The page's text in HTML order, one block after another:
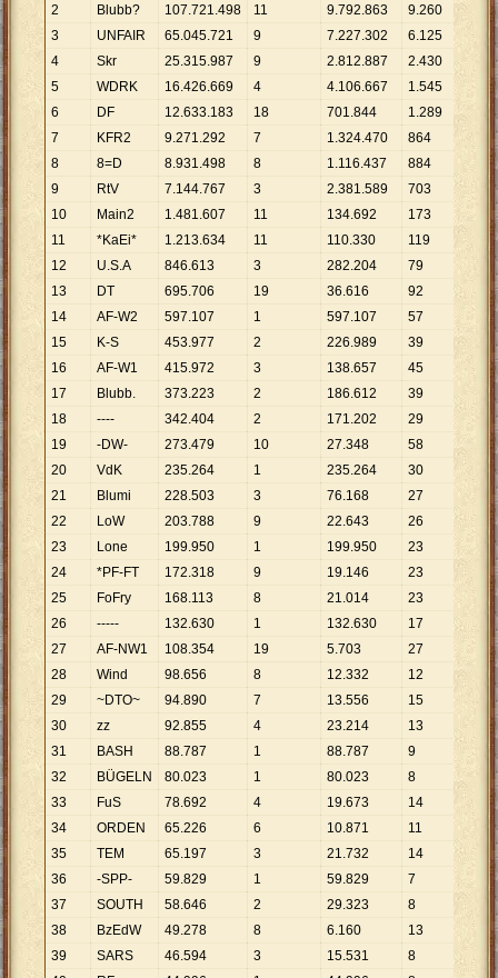
2
Blubb? 107.721.498 11 9.792.863 9.260
3
UNFAIR 65.045.721 9 7.227.302 6.125 10
4
Skr 25.315.987 9 2.812.887 2.430
5
WDRK 16.426.669 4 4.106.667 1.545 10
6
DF 12.633.183 18 701.844 1.289
7
KFR2 9.271.292 7 1.324.470 864 10
8
8=D 8.931.498 8 1.116.437 884
9
RtV 7.144.767 3 2.381.589 703 10
10
Main2 1.481.607 11 134.692 173 .
564
11
*KaEi* 1.213.634 11 110.330 119
12
U.S.A 846.613 3 282.204 79 10
13
DT 695.706 19 36.616 92
562
14
AF-W2 597.107 1 597.107 57
15
K-S 453.977 2 226.989 39
16
AF-W1 415.972 3 138.657 45 . 244
17
Blubb. 373.223 2 186.612 39
18
---- 342.404 2 171.202 29
19
-DW- 273.479 10 27.348 58
715
20
VdK 235.264 1 235.264 30 7
842
21
Blumi 228.503 3 76.168 27
463
22
LoW 203.788 9 22.643 26 7. 838
23
Lone 199.950 1 199.950 23 .
693
24
*PF-FT 172.318 9 19.146 23
492
25
FoFry 168.113 8 21.014 23 .309
26
----- 132.630 1 132.630 17
27
AF-NW1 108.354 19 5.703 27
013
28
Wind 98.656 8 12.332 12
221
29
~DTO~ 94.890 7 13.556 15
326
30
zz 92.855 4 23.214 13
143
31
BASH 88.787 1 88.787 9
32
BÜGELN 80.023 1 80.023 8
33
FuS 78.692 4 19.673 14 5
621
34
ORDEN 65.226 6 10.871 11
930
35
TEM 65.197 3 21.732 14 4. 657
36
-SPP- 59.829 1 59.829 7 .
547
37
SOUTH 58.646 2 29.323 8
38
BzEdW 49.278 8 6.160 13 .791
39
SARS 46.594 3 15.531 8
824